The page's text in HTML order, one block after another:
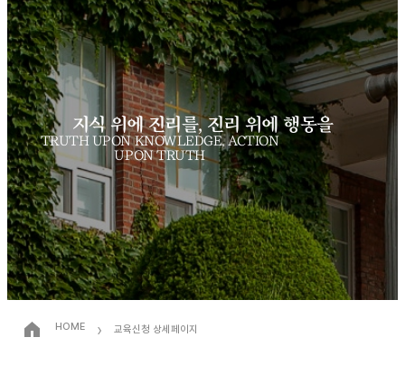
지식 위에 진리를, 진리 위에 행동을
TRUTH UPON KNOWLEDGE, ACTION
UPON TRUTH
HOME › 교육신청 상세페이지